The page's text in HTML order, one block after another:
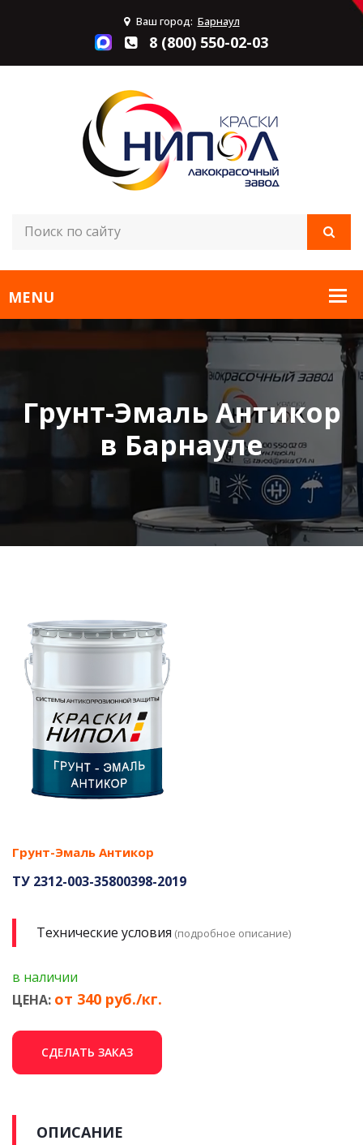
Ваш город: Барнаул
8 (800) 550-02-03
Грунт-Эмаль Антикор
в Барнауле
Грунт-Эмаль Антикор
ТУ 2312-003-35800398-2019
Технические условия (подробное описание)
в наличии
ЦЕНА: от 340 руб./кг.
СДЕЛАТЬ ЗАКАЗ
ОПИСАНИЕ